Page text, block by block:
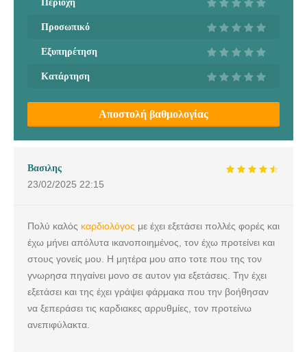
Προσωπικό
Εξυπηρέτηση
Κατάρτηση
Αποστολή βαθμολογίας
Βασιλης
23/02/2025 22:15
Πολύ καλός καρδιολόγος με έχει εξετάσει πολλές φορές και
έχω μήνει απόλυτα ικανοποιημένος, τον έχω προτείνει και
στους γονείς μου. Η μητέρα μου απο τοτε που της τον
γνωρησα πηγαίνει μονο σε αυτον για εξετάσεις. Την έχει
εξετάσει και της έχει γράψει φάρμακα που την βοήθησαν
να ξεπεράσει τις καρδιακες αρρυθμίες, τον προτείνω
ανεπιφύλακτα.